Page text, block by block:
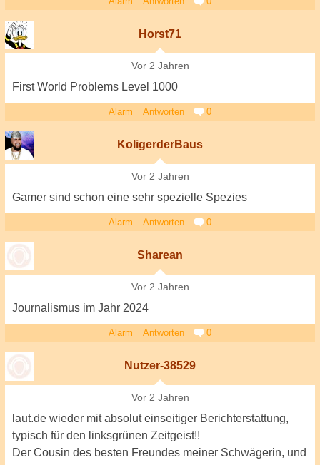
Horst71
Vor 2 Jahren
First World Problems Level 1000
Alarm Antworten 0
KoligerderBaus
Vor 2 Jahren
Gamer sind schon eine sehr spezielle Spezies
Alarm Antworten 0
Sharean
Vor 2 Jahren
Journalismus im Jahr 2024
Alarm Antworten 0
Nutzer-38529
Vor 2 Jahren
laut.de wieder mit absolut einseitiger Berichterstattung,
typisch für den linksgrünen Zeitgeist!!
Der Cousin des besten Freundes meiner Schwägerin, und